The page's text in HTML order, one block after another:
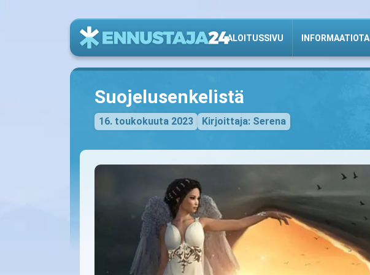
ALOITUSSIVU INFORMAATIOTA
Suojelusenkelistä
16. toukokuuta 2023 Kirjoittaja: Serena